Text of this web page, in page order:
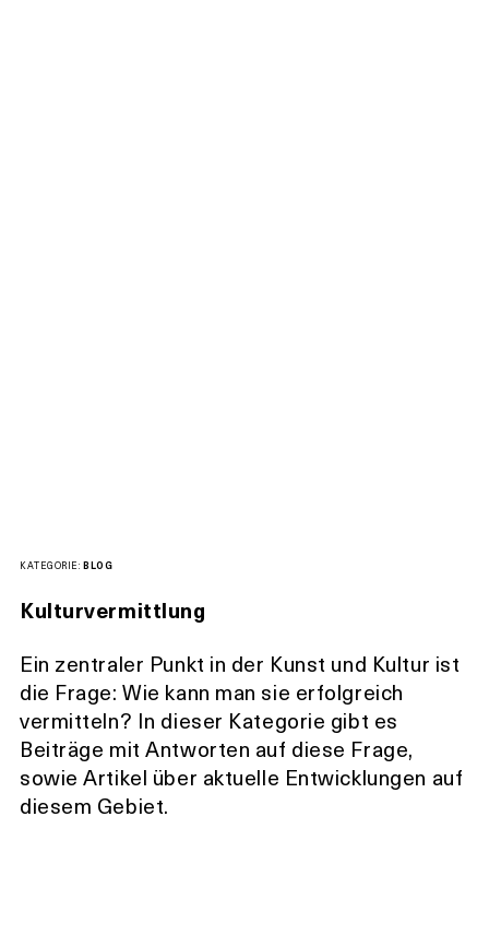
KATEGORIE:BLOG
Kulturvermittlung
Ein zentraler Punkt in der Kunst und Kultur ist
die Frage: Wie kann man sie erfolgreich
vermitteln? In dieser Kategorie gibt es
Beiträge mit Antworten auf diese Frage,
sowie Artikel über aktuelle Entwicklungen auf
diesem Gebiet.